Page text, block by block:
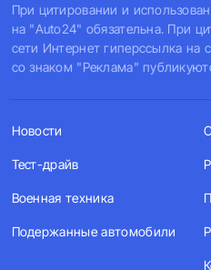
При цитировании и
на "Auto24" обязательна. При
сети Интернет гиперссылка на
со знаком "Реклама"
Новости
Тест-драйв
Военная техника
Подержанные автомобили